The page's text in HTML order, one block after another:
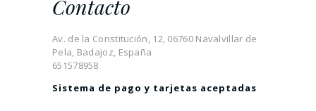
Contacto
Av. de la Constitución, 12, 06760 Navalvillar de
Pela, Badajoz, España
651578958
Sistema de pago y tarjetas aceptadas